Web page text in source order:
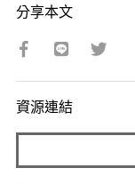
分享本文
資源連結